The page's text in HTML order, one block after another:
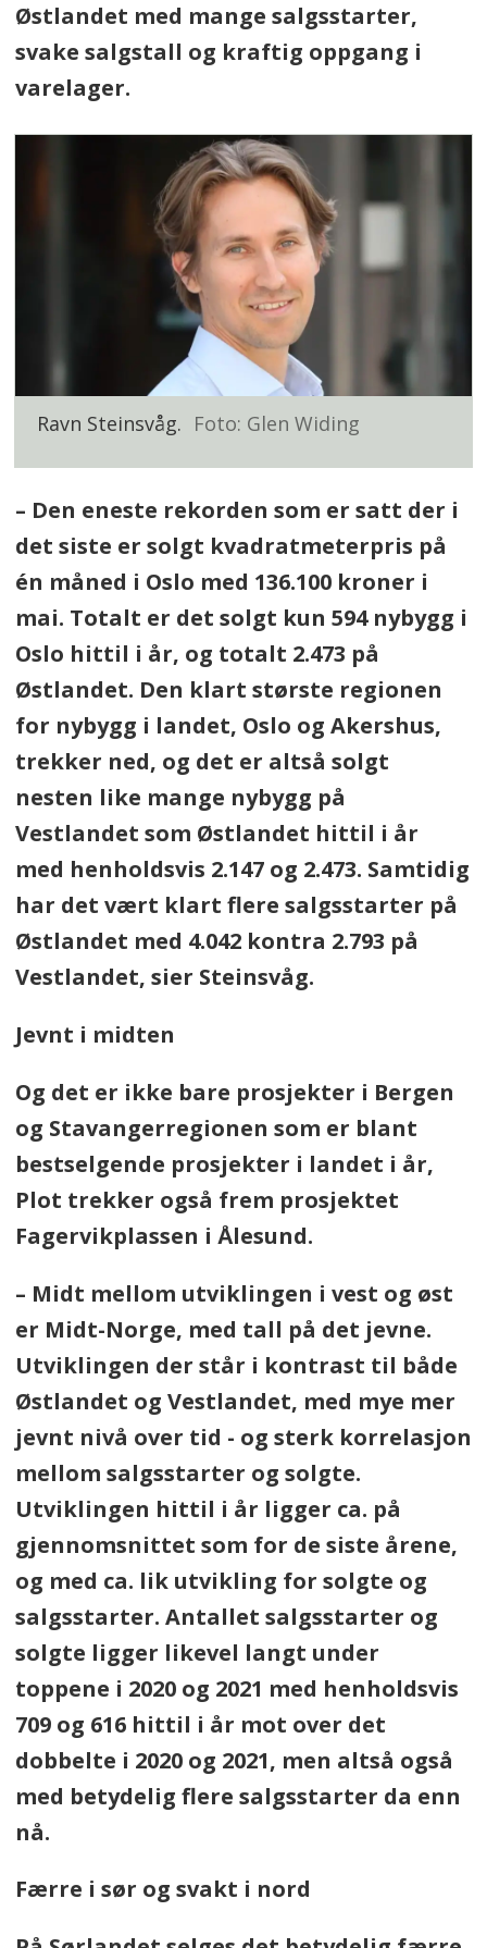
Østlandet med mange salgsstarter,
svake salgstall og kraftig oppgang i
varelager.
Ravn Steinsvåg. Foto: Glen Widing
– Den eneste rekorden som er satt der i
det siste er solgt kvadratmeterpris på
én måned i Oslo med 136.100 kroner i
mai. Totalt er det solgt kun 594 nybygg i
Oslo hittil i år, og totalt 2.473 på
Østlandet. Den klart største regionen
for nybygg i landet, Oslo og Akershus,
trekker ned, og det er altså solgt
nesten like mange nybygg på
Vestlandet som Østlandet hittil i år
med henholdsvis 2.147 og 2.473. Samtidig
har det vært klart flere salgsstarter på
Østlandet med 4.042 kontra 2.793 på
Vestlandet, sier Steinsvåg.
Jevnt i midten
Og det er ikke bare prosjekter i Bergen
og Stavangerregionen som er blant
bestselgende prosjekter i landet i år,
Plot trekker også frem prosjektet
Fagervikplassen i Ålesund.
– Midt mellom utviklingen i vest og øst
er Midt-Norge, med tall på det jevne.
Utviklingen der står i kontrast til både
Østlandet og Vestlandet, med mye mer
jevnt nivå over tid - og sterk korrelasjon
mellom salgsstarter og solgte.
Utviklingen hittil i år ligger ca. på
gjennomsnittet som for de siste årene,
og med ca. lik utvikling for solgte og
salgsstarter. Antallet salgsstarter og
solgte ligger likevel langt under
toppene i 2020 og 2021 med henholdsvis
709 og 616 hittil i år mot over det
dobbelte i 2020 og 2021, men altså også
med betydelig flere salgsstarter da enn
nå.
Færre i sør og svakt i nord